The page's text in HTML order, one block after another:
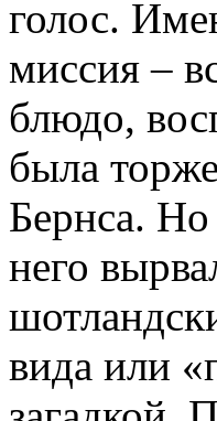
голос.
миссия –
блюдо,
была
Бернса.
него
вида или